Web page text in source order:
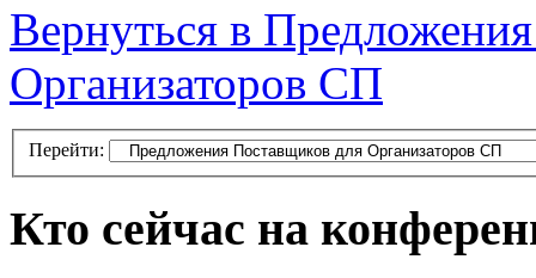
Вернуться в
Организаторов СП
Перейти:
Кто сейчас на